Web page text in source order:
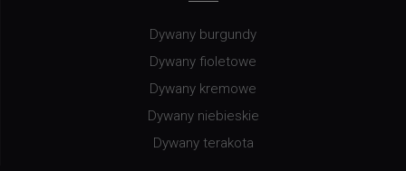
Dywany burgundy
Dywany fioletowe
Dywany kremowe
Dywany niebieskie
Dywany terakota